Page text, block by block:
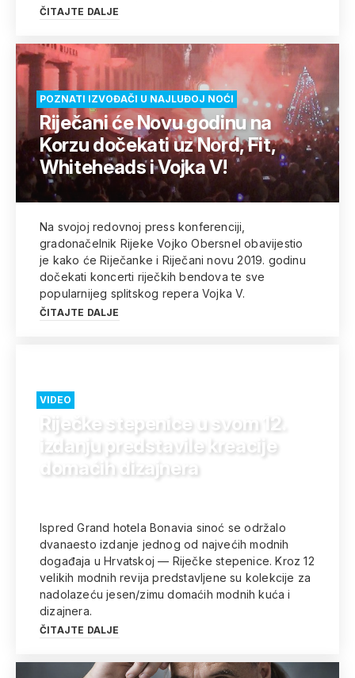
ČITAJTE DALJE
POZNATI IZVOĐAČI U NAJLUĐOJ NOĆI
Riječani će Novu godinu na
Korzu dočekati uz Nord, Fit,
Whiteheads i Vojka V!
Na svojoj redovnoj press konferenciji,
gradonačelnik Rijeke Vojko Obersnel obavijestio
je kako će Riječanke i Riječani novu 2019. godinu
dočekati koncerti riječkih bendova te sve
popularnijeg splitskog repera Vojka V.
ČITAJTE DALJE
VIDEO
Riječke stepenice u svom 12.
izdanju predstavile kreacije
domaćih dizajnera
Ispred Grand hotela Bonavia sinoć se održalo
dvanaesto izdanje jednog od najvećih modnih
događaja u Hrvatskoj — Riječke stepenice. Kroz 12
velikih modnih revija predstavljene su kolekcije za
nadolazeću jesen/zimu domaćih modnih kuća i
dizajnera.
ČITAJTE DALJE